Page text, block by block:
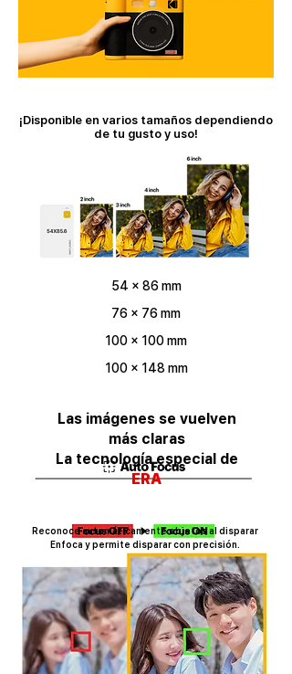
¡Disponible en varios tamaños dependiendo
de tu gusto y uso!
54 x 86 mm
76 x 76 mm
100 x 100 mm
100 x 148 mm
Las imágenes se vuelven
más claras
​La tecnología especial de
ERA
Reconoce automáticamente objetos al disparar
​Enfoca y permite disparar con precisión.